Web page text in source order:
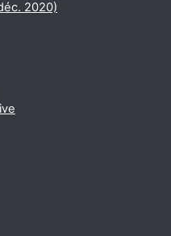
2020)